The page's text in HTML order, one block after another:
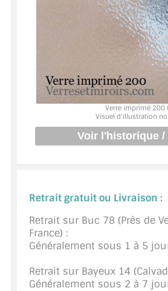
PLATS ET CORNIÈRES
LES CHARNIÈRES DE PORTE
BARRES DE STABILISATION
JOINTS D'ÉTANCHÉITÉS
FIXATION GARDES CORPS
SYSTÈMES COULISSANTS
LE CATALOGUE ACCESSOIRES
(STROMBINOSCOPE)
EXEMPLES, RÉALISATIONS,
Verre imprimé 200
Visuel d'illustration
Retrait gratuit ou Livraison :
Retrait sur Buc 78 (Près de
France) :
Généralement sous 1 à 5
Retrait sur Bayeux 14
Généralement sous 2 à 7